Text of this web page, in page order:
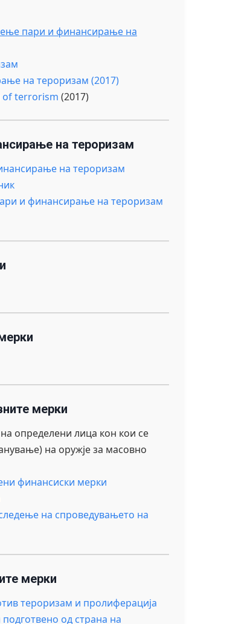
пари и финансирање на
на тероризам (2017)
of terrorism (2017)
на тероризам
на тероризам
и финансирање на тероризам
мерки
определени лица кон кои се
на оружје за масовно
финансиски мерки
на спроведувањето на
мерки
тероризам и пролиферација
од страна на